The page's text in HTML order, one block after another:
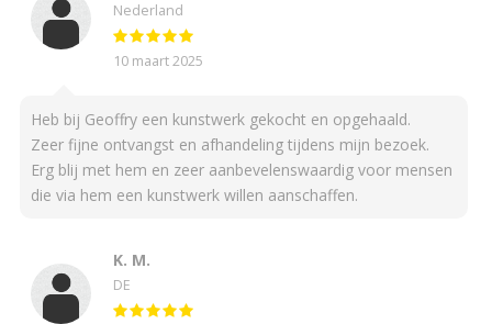
Nederland
10 maart 2025
Heb bij Geoffry een kunstwerk gekocht en opgehaald.
Zeer fijne ontvangst en afhandeling tijdens mijn bezoek.
Erg blij met hem en zeer aanbevelenswaardig voor mensen
die via hem een kunstwerk willen aanschaffen.
K. M.
DE